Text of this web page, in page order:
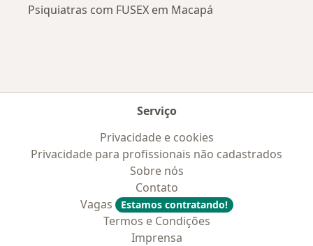
Psiquiatras com FUSEX em Macapá
Serviço
Privacidade e cookies
Privacidade para profissionais não cadastrados
Sobre nós
Contato
Vagas
Estamos contratando!
Termos e Condições
Imprensa